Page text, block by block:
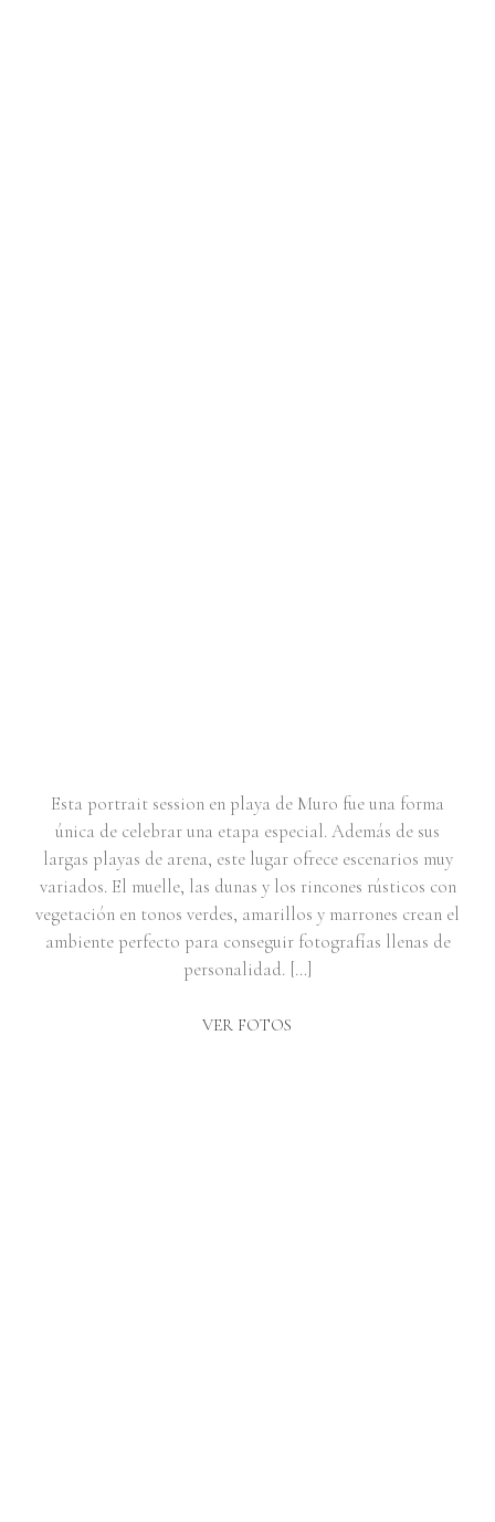
VER FOTOS
Esta portrait session en playa de Muro fue una forma
única de celebrar una etapa especial. Además de sus
largas playas de arena, este lugar ofrece escenarios muy
variados. El muelle, las dunas y los rincones rústicos con
vegetación en tonos verdes, amarillos y marrones crean el
ambiente perfecto para conseguir fotografías llenas de
personalidad. […]